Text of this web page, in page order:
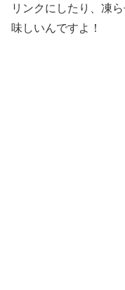
リンクにしたり、凍
味しいんですよ！